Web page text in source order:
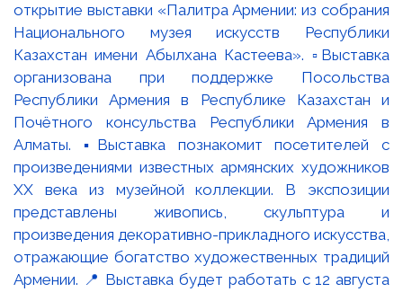
открытие выставки «Палитра Армении: из собрания
Национального музея искусств Республики
Казахстан имени Абылхана Кастеева». ▫️Выставка
организована при поддержке Посольства
Республики Армения в Республике Казахстан и
Почётного консульства Республики Армения в
Алматы. ▪️Выставка познакомит посетителей с
произведениями известных армянских художников
XX века из музейной коллекции. В экспозиции
представлены живопись, скульптура и
произведения декоративно-прикладного искусства,
отражающие богатство художественных традиций
Армении. 📍 Выставка будет работать с 12 августа